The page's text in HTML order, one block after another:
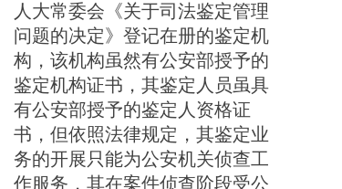
人大常委会《关于司法鉴定管理
问题的决定》登记在册的鉴定机
构，该机构虽然有公安部授予的
鉴定机构证书，其鉴定人员虽具
有公安部授予的鉴定人资格证
书，但依照法律规定，其鉴定业
务的开展只能为公安机关侦查工
作服务，其在案件侦查阶段受公